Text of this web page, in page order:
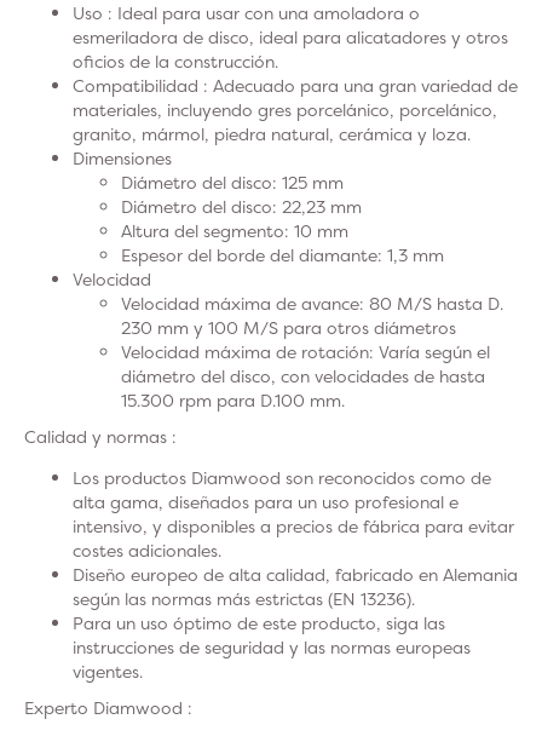
Uso : Ideal para usar con una amoladora o
esmeriladora de disco, ideal para alicatadores y otros
oficios de la construcción.
Compatibilidad : Adecuado para una gran variedad de
materiales, incluyendo gres porcelánico, porcelánico,
granito, mármol, piedra natural, cerámica y loza.
Dimensiones
Diámetro del disco: 125 mm
Diámetro del disco: 22,23 mm
Altura del segmento: 10 mm
Espesor del borde del diamante: 1,3 mm
Velocidad
Velocidad máxima de avance: 80 M/S hasta D.
230 mm y 100 M/S para otros diámetros
Velocidad máxima de rotación: Varía según el
diámetro del disco, con velocidades de hasta
15.300 rpm para D.100 mm.
Calidad y normas :
Los productos Diamwood son reconocidos como de
alta gama, diseñados para un uso profesional e
intensivo, y disponibles a precios de fábrica para evitar
costes adicionales.
Diseño europeo de alta calidad, fabricado en Alemania
según las normas más estrictas (EN 13236).
Para un uso óptimo de este producto, siga las
instrucciones de seguridad y las normas europeas
vigentes.
Experto Diamwood :